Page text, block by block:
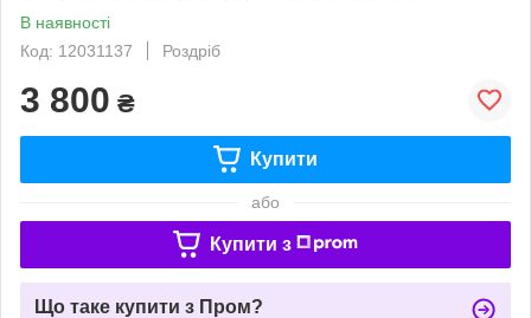
В наявності
Код: 12031137
Роздріб
3 800 ₴
Купити
або
Купити з
Що таке купити з Пром?